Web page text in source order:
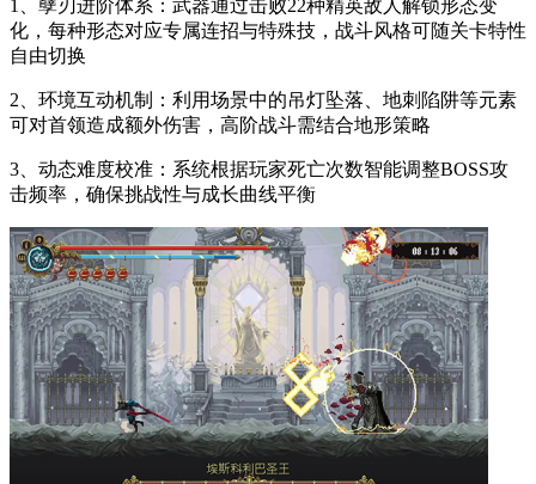
1、孽刃进阶体系：武器通过击败22种精英敌人解锁形态变
化，每种形态对应专属连招与特殊技，战斗风格可随关卡特性
自由切换
2、环境互动机制：利用场景中的吊灯坠落、地刺陷阱等元素
可对首领造成额外伤害，高阶战斗需结合地形策略
3、动态难度校准：系统根据玩家死亡次数智能调整BOSS攻
击频率，确保挑战性与成长曲线平衡